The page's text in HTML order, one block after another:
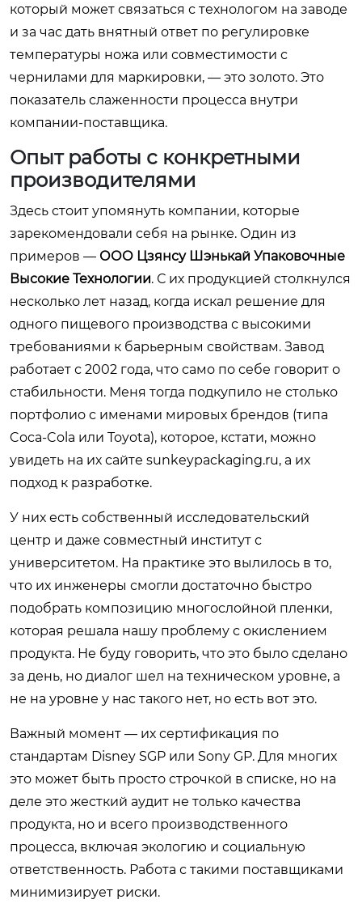
который может связаться с технологом на заводе
и за час дать внятный ответ по регулировке
температуры ножа или совместимости с
чернилами для маркировки, — это золото. Это
показатель слаженности процесса внутри
компании-поставщика.
Опыт работы с конкретными
производителями
Здесь стоит упомянуть компании, которые
зарекомендовали себя на рынке. Один из
примеров — ООО Цзянсу Шэнькай Упаковочные
Высокие Технологии. С их продукцией столкнулся
несколько лет назад, когда искал решение для
одного пищевого производства с высокими
требованиями к барьерным свойствам. Завод
работает с 2002 года, что само по себе говорит о
стабильности. Меня тогда подкупило не столько
портфолио с именами мировых брендов (типа
Coca-Cola или Toyota), которое, кстати, можно
увидеть на их сайте sunkeypackaging.ru, а их
подход к разработке.
У них есть собственный исследовательский
центр и даже совместный институт с
университетом. На практике это вылилось в то,
что их инженеры смогли достаточно быстро
подобрать композицию многослойной пленки,
которая решала нашу проблему с окислением
продукта. Не буду говорить, что это было сделано
за день, но диалог шел на техническом уровне, а
не на уровне у нас такого нет, но есть вот это.
Важный момент — их сертификация по
стандартам Disney SGP или Sony GP. Для многих
это может быть просто строчкой в списке, но на
деле это жесткий аудит не только качества
продукта, но и всего производственного
процесса, включая экологию и социальную
ответственность. Работа с такими поставщиками
минимизирует риски.